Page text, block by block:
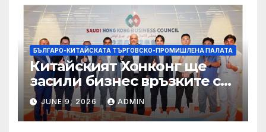
БЪЛГАРО-КИТАЙСКАТА ТЪРГОВСКО-ПРОМИШЛЕНА ПАЛАТА
Китайският Хонконг ще
засили бизнес връзките си
със Саудитска Арабия
JUNE 9, 2026 ADMIN